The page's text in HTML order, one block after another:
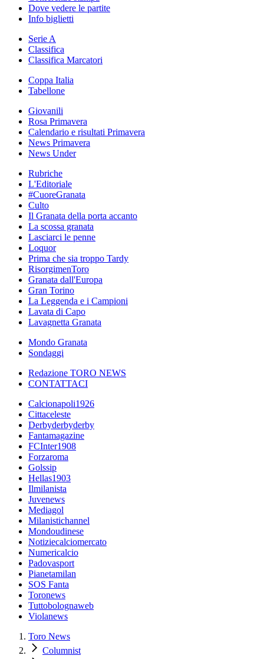
Dove vedere le partite
Info biglietti
Serie A
Classifica
Classifica Marcatori
Coppa Italia
Tabellone
Giovanili
Rosa Primavera
Calendario e risultati Primavera
News Primavera
News Under
Rubriche
L'Editoriale
#CuoreGranata
Culto
Il Granata della porta accanto
La scossa granata
Lasciarci le penne
Loquor
Prima che sia troppo Tardy
RisorgimenToro
Granata dall'Europa
Gran Torino
La Leggenda e i Campioni
Lavata di Capo
Lavagnetta Granata
Mondo Granata
Sondaggi
Redazione TORO NEWS
CONTATTACI
Calcionapoli1926
Cittaceleste
Derbyderbyderby
Fantamagazine
FCInter1908
Forzaroma
Golssip
Hellas1903
Ilmilanista
Juvenews
Mediagol
Milanistichannel
Mondoudinese
Notiziecalciomercato
Numericalcio
Padovasport
Pianetamilan
SOS Fanta
Toronews
Tuttobolognaweb
Violanews
Toro News
Columnist